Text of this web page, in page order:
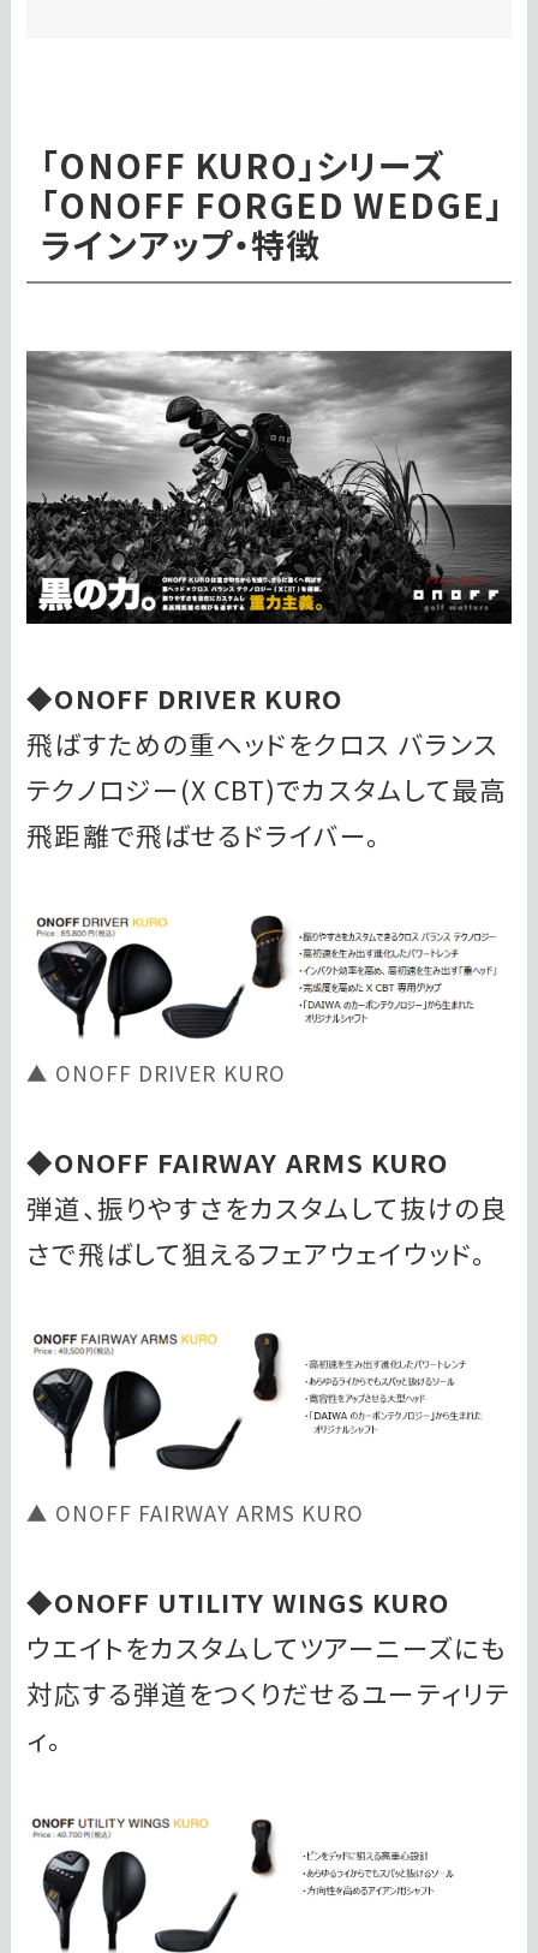
「ONOFF KURO」シリーズ
「ONOFF FORGED WEDGE」
ラインアップ・特徴
◆ONOFF DRIVER KURO
飛ばすための重ヘッドをクロス バランス
テクノロジー(X CBT)でカスタムして最高
飛距離で飛ばせるドライバー。
ONOFF DRIVER KURO
◆ONOFF FAIRWAY ARMS KURO
弾道、振りやすさをカスタムして抜けの良
さで飛ばして狙えるフェアウェイウッド。
ONOFF FAIRWAY ARMS KURO
◆ONOFF UTILITY WINGS KURO
ウエイトをカスタムしてツアーニーズにも
対応する弾道をつくりだせるユーティリテ
ィ。